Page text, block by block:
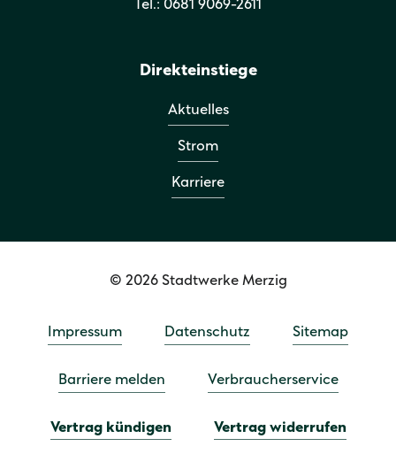
Tel.: 0681 9069-2611
Direkteinstiege
Aktuelles
Strom
Karriere
© 2026 Stadtwerke Merzig
Impressum Datenschutz Sitemap
Barriere melden Verbraucherservice
Vertrag kündigen Vertrag widerrufen